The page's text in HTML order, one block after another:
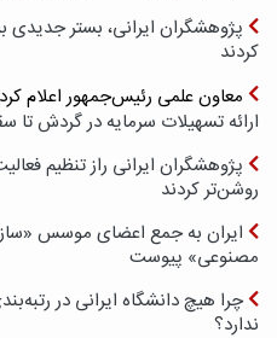
پژوهشگران ایرانی، بستر
کردند
معاون علمی رئیس‌جمهور اعلام کرد
ارائه تسهیلات سرمایه در گردش تا سقف ۱۰۰ درصد فروش
پژوهشگران ایرانی راز تنظیم
روشن‌تر کردند
ایران به جمع اعضای موسس
مصنوعی» پیوست
ندارد؟